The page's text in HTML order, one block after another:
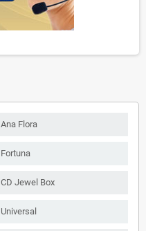
Ana Flora ‎
Fortuna
CD Jewel Box
Universal